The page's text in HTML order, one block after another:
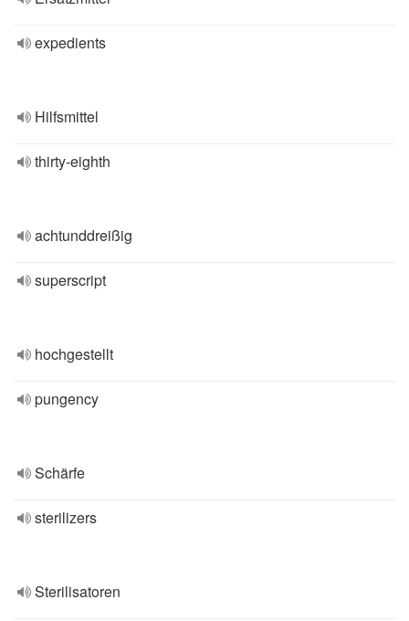
expedients
Hilfsmittel
thirty-eighth
achtunddreißig
superscript
hochgestellt
pungency
Schärfe
sterilizers
Sterilisatoren